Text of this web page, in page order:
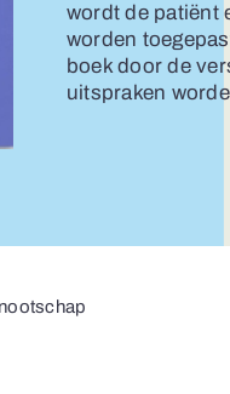
wordt de patiënt
worden
boek door de
uitspraken